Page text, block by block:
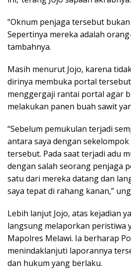
“Oknum penjaga tersebut
Sepertinya mereka adalah
tambahnya.
Masih menurut Jojo, karena
dirinya membuka portal
menggergaji rantai portal agar
melakukan panen buah sawit
“Sebelum pemukulan terjadi
antara saya dengan
tersebut. Pada saat terjadi adu
dengan salah seorang penjaga
satu dari mereka datang dan
saya tepat di rahang kanan,”
Lebih lanjut Jojo, atas kejadian
langsung melaporkan peristiwa
Mapolres Melawi. Ia berharap
menindaklanjuti laporannya
dan hukum yang berlaku.